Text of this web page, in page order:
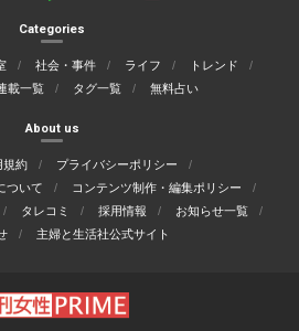
Categories
社会・事件 ライフ
トレンド
載一覧 タグ一覧 無料占い
About us
規約
プライバシーポリシー
ついて
コンテンツ制作・編集ポリシー
タレコミ 採用情報
お知らせ一覧
主婦と生活社公式サイト